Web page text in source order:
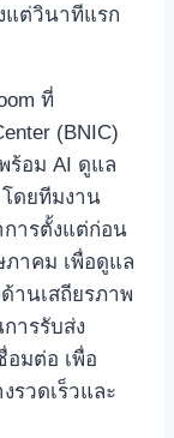
แต่วินาทีแรก
ที่
(BNIC)
ร้อม AI ดูแล
ดยทีมงาน
การตั้งแต่ก่อน
ภาคม เพื่อดูแล
านเสถียรภาพ
ารรับส่ง
อมต่อ เพื่อ
รวดเร็วและ